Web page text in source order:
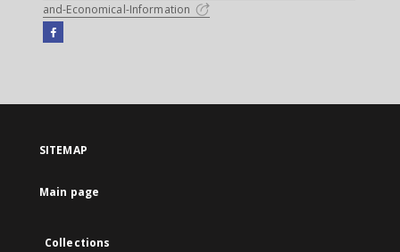
and-Economical-Information
Facebook
open
new
SITEMAP
Main page
Collections